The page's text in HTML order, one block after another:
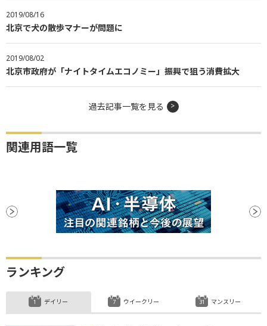
2019/08/16
北京で犬の散歩マナーが問題に
2019/08/02
北京市政府が「ナイトタイムエコノミー」振興で狙う消費拡大
過去記事一覧を見る
関連用語一覧
ランキング
デイリー ウイークリー マンスリー